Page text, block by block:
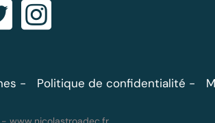
Politique de confidentialité